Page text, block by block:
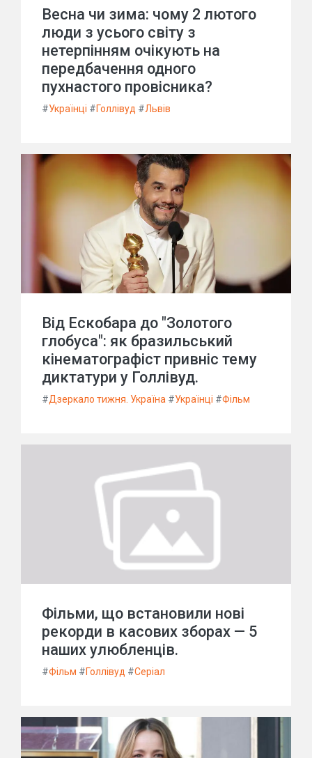
Весна чи зима: чому 2 лютого
люди з усього світу з
нетерпінням очікують на
передбачення одного
пухнастого провісника?
#Українці #Голлівуд #Львів
Від Ескобара до "Золотого
глобуса": як бразильський
кінематографіст привніс тему
диктатури у Голлівуд.
#Дзеркало тижня. Україна #Українці #Фільм
Фільми, що встановили нові
рекорди в касових зборах — 5
наших улюбленців.
#Фільм #Голлівуд #Серіал